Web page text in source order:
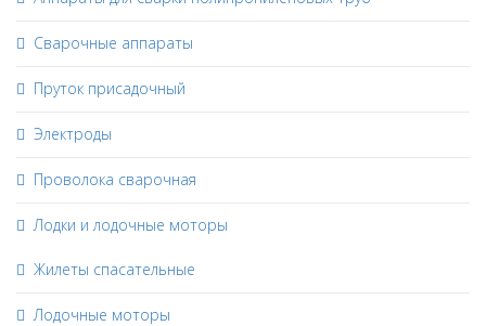
Сварочные аппараты
Пруток присадочный
Электроды
Проволока сварочная
Лодки и лодочные моторы
Жилеты спасательные
Лодочные моторы